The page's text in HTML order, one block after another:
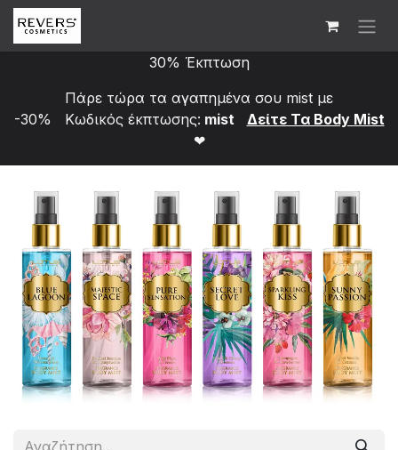
Skip to Content
30% Έκπτωση
Πάρε τώρα τα αγαπημένα σου mist με
-30% Κωδικός έκπτωσης: mist
Δείτε Τα Bod​y Mist
❤